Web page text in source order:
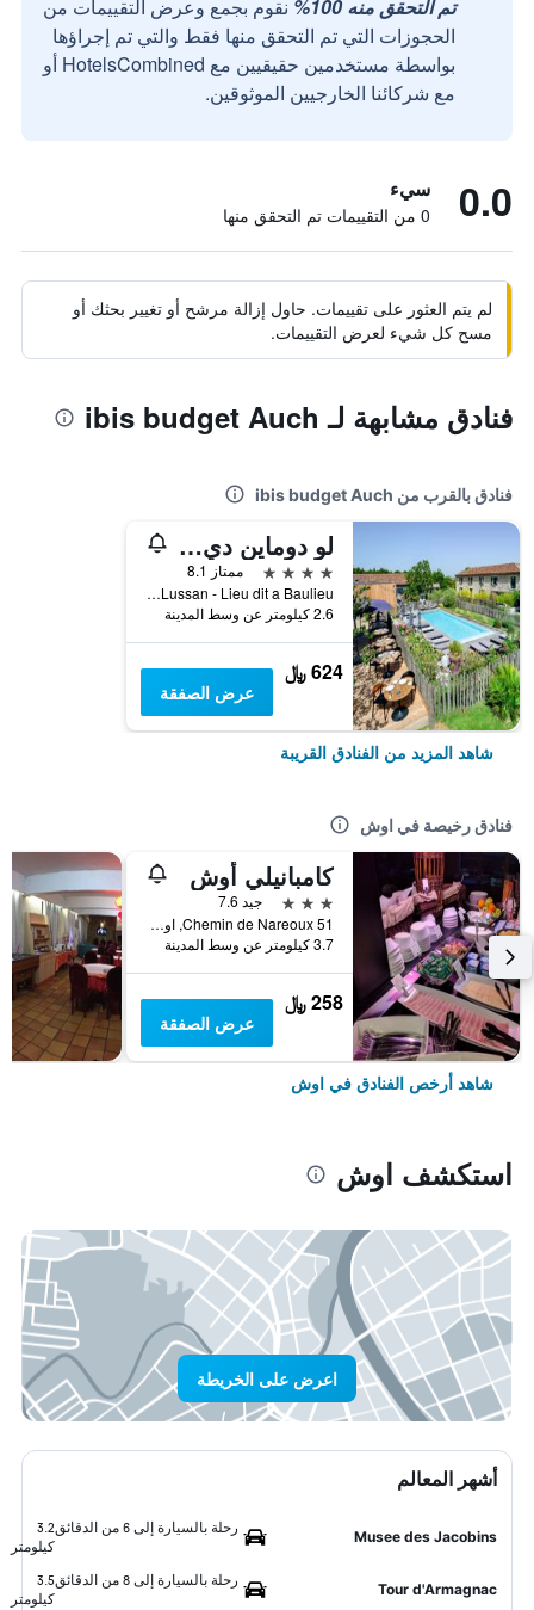
تم التحقق منه 100%
نقوم بجمع وعرض التقييمات من
الحجوزات التي تم التحقق منها فقط والتي تم إجراؤها
بواسطة مستخدمين حقيقيين مع HotelsCombined أو
مع شركائنا الخارجيين الموثوقين.
0.0 سيء
0 من التقييمات تم التحقق منها
لم يتم العثور على تقييمات. حاول إزالة مرشح أو تغيير بحثك أو
مسح كل شيء لعرض التقييمات.
فنادق مشابهة لـ ibis budget Auch
فنادق بالقرب من ibis budget Auch
لو دوماين دي باوليو، سينجوليير هوتلز
4 نجوم
ممتاز 8.1
Route de Lussan - Lieu dit a Baulieu, اوش, إقليم جير, فرنسا
2.6 كيلومتر عن وسط المدينة
624 ﷼
عرض الصفقة
شاهد المزيد من الفنادق القريبة
فنادق رخيصة في اوش
كامبانيلي أوش
3 نجوم
جيد 7.6
51 Chemin de Nareoux, اوش, إقليم جير, فرنسا
3.7 كيلومتر عن وسط المدينة
258 ﷼
عرض الصفقة
شاهد أرخص الفنادق في اوش
استكشف اوش
اعرض على الخريطة
أشهر المعالم
Musee des Jacobins
رحلة بالسيارة إلى 6 من الدقائق
3.2
كيلومتر
Tour d'Armagnac
رحلة بالسيارة إلى 8 من الدقائق
3.5
كيلومتر